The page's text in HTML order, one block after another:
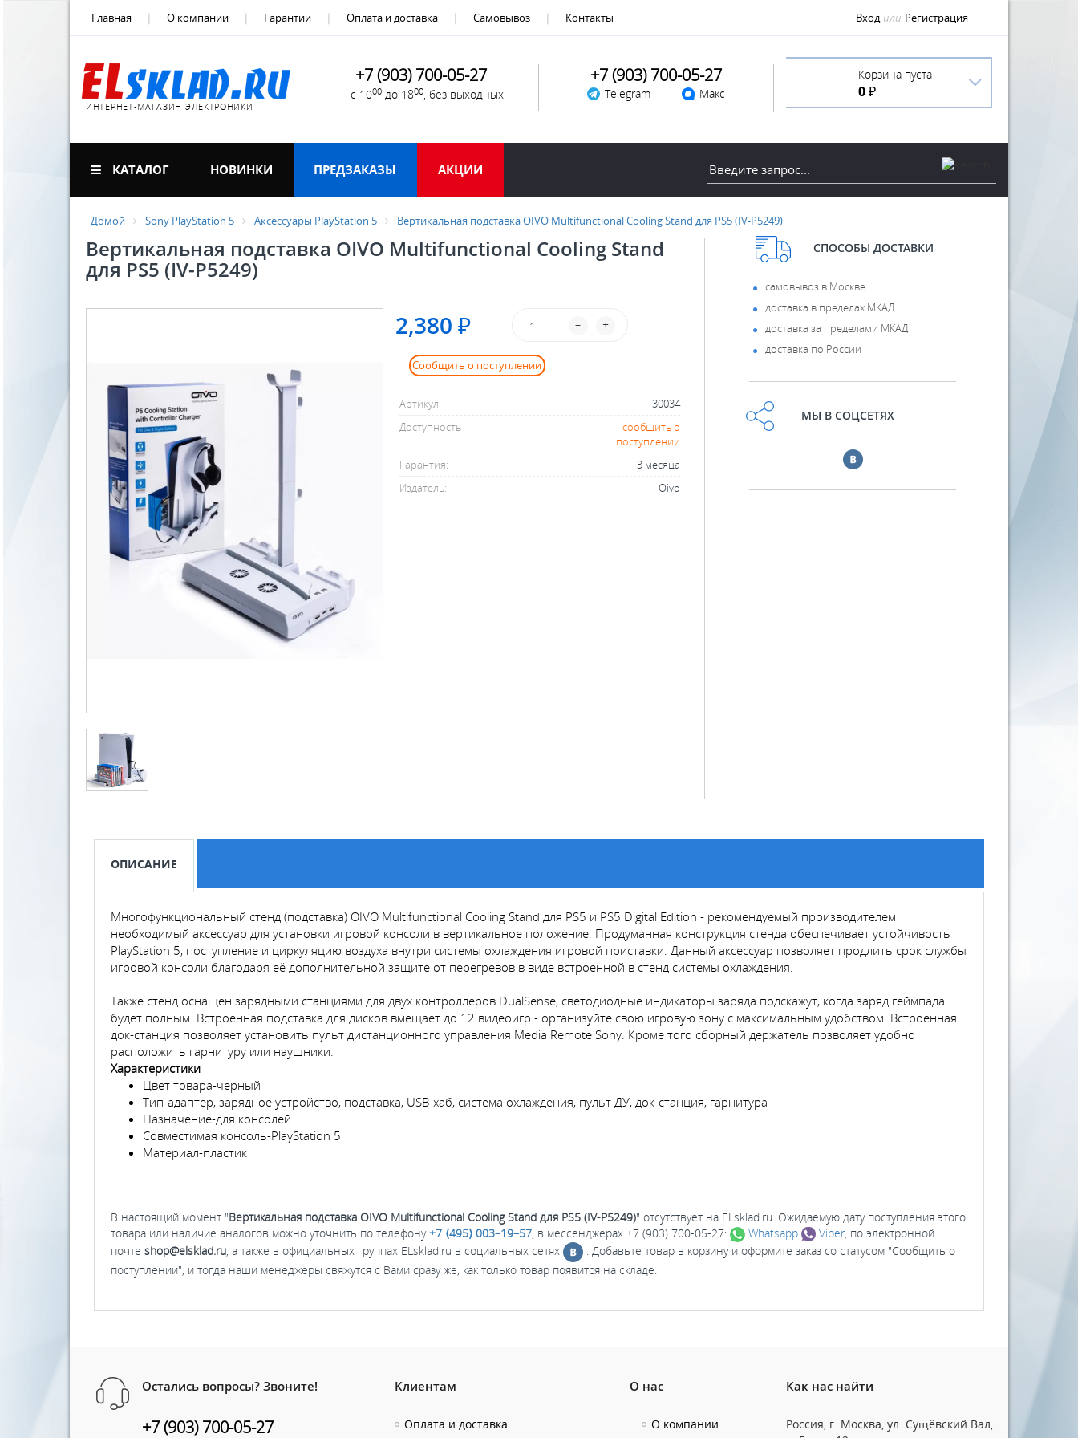
Главная О компании Гарантии Оплата и доставка Самовывоз Контакты Вход или Регистрация
ИНТЕРНЕТ-МАГАЗИН ЭЛЕКТРОНИКИ
+7 (903) 700-05-27
с 1000 до 1800, без выходных
+7 (903) 700-05-27
Telegram Макс
Корзина пуста
0 ₽
КАТАЛОГ НОВИНКИ ПРЕДЗАКАЗЫ АКЦИИ
Домой Sony PlayStation 5 Аксессуары PlayStation 5 Вертикальная подставка OIVO Multifunctional Cooling Stand для PS5 (IV-P5249)
Вертикальная подставка OIVO Multifunctional Cooling Stand
для PS5 (IV-P5249)
2,380 ₽ +
–
Сообщить о поступлении
Артикул:
30034
Доступность
сообщить о
поступлении
Гарантия:
3 месяца
Издатель:
Oivo
СПОСОБЫ ДОСТАВКИ
самовывоз в Москве
доставка в пределах МКАД
доставка за пределами МКАД
доставка по России
МЫ В СОЦСЕТЯХ
ОПИСАНИЕ
Многофункциональный стенд (подставка) OIVO Multifunctional Cooling Stand для PS5 и PS5 Digital Edition - рекомендуемый производителем
необходимый аксессуар для установки игровой консоли в вертикальное положение. Продуманная конструкция стенда обеспечивает устойчивость
PlayStation 5, поступление и циркуляцию воздуха внутри системы охлаждения игровой приставки. Данный аксессуар позволяет продлить срок службы
игровой консоли благодаря её дополнительной защите от перегревов в виде встроенной в стенд системы охлаждения.
Также стенд оснащен зарядными станциями для двух контроллеров DualSense, светодиодные индикаторы заряда подскажут, когда заряд геймпада
будет полным. Встроенная подставка для дисков вмещает до 12 видеоигр - организуйте свою игровую зону с максимальным удобством. Встроенная
док-станция позволяет установить пульт дистанционного управления Media Remote Sony. Кроме того сборный держатель позволяет удобно
расположить гарнитуру или наушники.
Характеристики
Цвет товара-черный
Тип-адаптер, зарядное устройство, подставка, USB-хаб, система охлаждения, пульт ДУ, док-станция, гарнитура
Назначение-для консолей
Совместимая консоль-PlayStation 5
Материал-пластик
В настоящий момент "Вертикальная подставка OIVO Multifunctional Cooling Stand для PS5 (IV-P5249)" отсутствует на ELsklad.ru. Ожидаемую дату поступления этого
товара или наличие аналогов можно уточнить по телефону+7 ⟨495⟩ 003–19–57, в мессенджерах +7 (903) 700-05-27: Whatsapp Viber, по электронной
почте shop@elsklad.ru, а также в официальных группах ELsklad.ru в социальных сетях
. Добавьте товар в корзину и оформите заказ со статусом "Сообщить о
поступлении", и тогда наши менеджеры свяжутся с Вами сразу же, как только товар появится на складе.
Остались вопросы? Звоните!
+7 (903) 700-05-27
Клиентам
Оплата и доставка
О нас
О компании
Как нас найти
Россия, г. Москва, ул. Сущёвский Вал,